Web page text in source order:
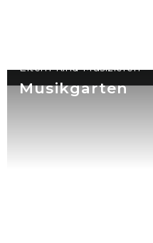
Musikgarten
Eltern-Kind-Musizieren